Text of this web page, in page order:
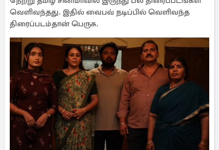
வெளிவந்தது. இதில் வைபவ் நடிப்பில் வெளிவந்த
திரைப்படம்தான் பெருசு.